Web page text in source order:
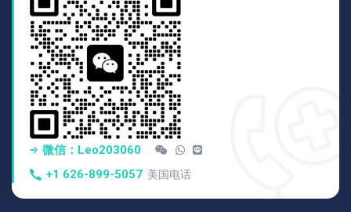
微信：Leo203060
+1 626-899-5057 美国电话